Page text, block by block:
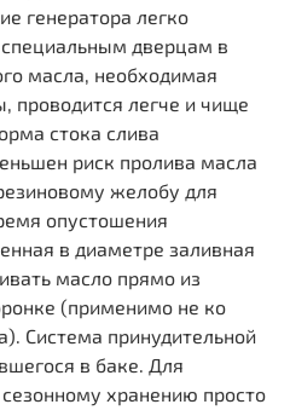
генератора легко
дверцам в
масла, необходимая
проводится легче и чище
стока слива
риск пролива масла
желобу для
опустошения
в диаметре заливная
масло прямо из
(применимо не ко
Система принудительной
в баке. Для
хранению просто